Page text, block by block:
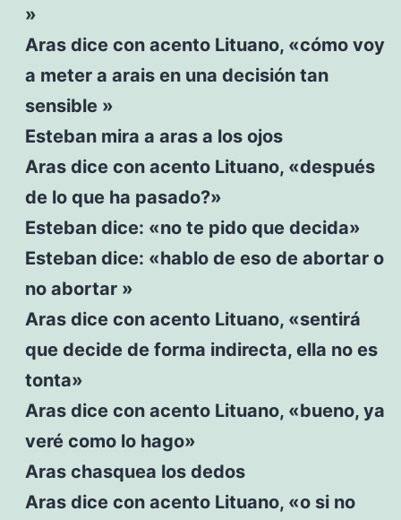
»
Aras dice con acento Lituano, «cómo voy
a meter a arais en una decisión tan
sensible »
Esteban mira a aras a los ojos
Aras dice con acento Lituano, «después
de lo que ha pasado?»
Esteban dice: «no te pido que decida»
Esteban dice: «hablo de eso de abortar o
no abortar »
Aras dice con acento Lituano, «sentirá
que decide de forma indirecta, ella no es
tonta»
Aras dice con acento Lituano, «bueno, ya
veré como lo hago»
Aras chasquea los dedos
Aras dice con acento Lituano, «o si no